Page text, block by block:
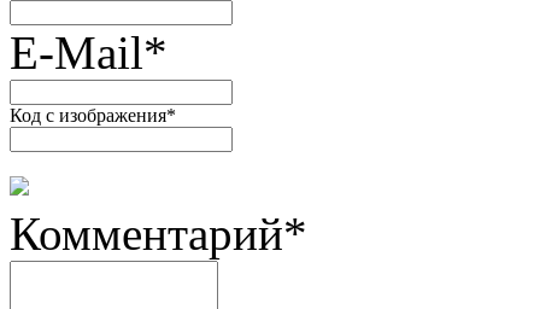
E-Mail*
Код с изображения*
Комментарий*